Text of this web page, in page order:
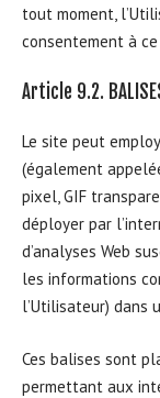
tout moment,
consentement à
Article 9.2.
Le site peut
(également
pixel, GIF
déployer par
d’analyses Web
les informations
l’Utilisateur) dans
Ces balises sont
permettant aux